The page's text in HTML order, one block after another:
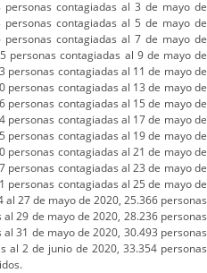
contagiadas al 3 de mayo de
contagiadas al 5 de mayo de
contagiadas al 7 de mayo de
personas contagiadas al 9 de mayo de
personas contagiadas al 11 de mayo de
personas contagiadas al 13 de mayo de
personas contagiadas al 15 de mayo de
personas contagiadas al 17 de mayo de
personas contagiadas al 19 de mayo de
personas contagiadas al 21 de mayo de
personas contagiadas al 23 de mayo de
personas contagiadas al 25 de mayo de
27 de mayo de 2020, 25.366 personas
29 de mayo de 2020, 28.236 personas
31 de mayo de 2020, 30.493 personas
al 2 de junio de 2020, 33.354 personas